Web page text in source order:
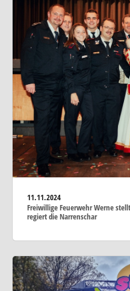
11.11.2024
Freiwillige Feuerwehr Werne
regiert die Narrenschar